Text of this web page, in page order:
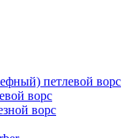
петлевой ворс
ворс
ворс